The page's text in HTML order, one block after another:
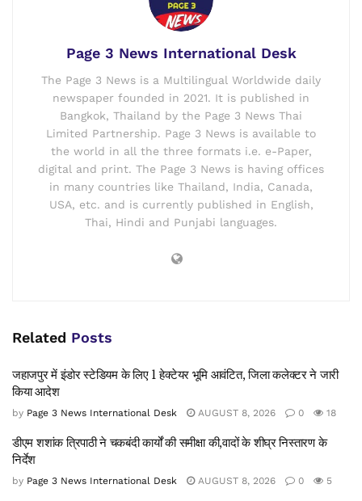
Page 3 News International Desk
The Page 3 News is a Multilingual Worldwide daily
newspaper founded in 2021. It is published in
Bangkok, Thailand by the Page 3 News Thai
Limited Partnership. Page 3 News is available to
the world in all the three formats i.e. e-Paper,
digital and print. The Page 3 News is having offices
in many countries like Thailand, India, Canada,
USA, etc. and is currently published in English,
Thai, Hindi and Punjabi languages.
Related Posts
जहाजपुर में इंडोर स्टेडियम के लिए 1 हेक्टेयर भूमि आवंटित, जिला कलेक्टर ने जारी
किया आदेश
by Page 3 News International Desk AUGUST 8, 2026 0 18
डीएम शशांक त्रिपाठी ने चकबंदी कार्यों की समीक्षा की,वादों के शीघ्र निस्तारण के
निर्देश
by Page 3 News International Desk AUGUST 8, 2026 0 5